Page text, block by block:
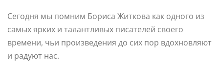
Сегодня мы помним Бориса Житкова как одного из
самых ярких и талантливых писателей своего
времени, чьи произведения до сих пор вдохновляют
и радуют нас.